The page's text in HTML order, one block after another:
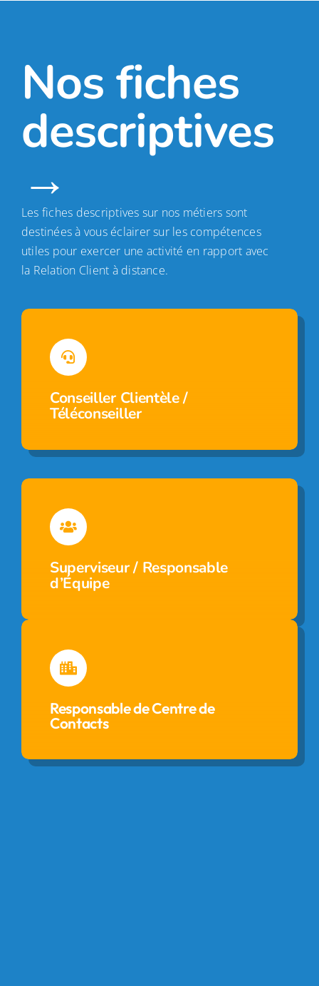
Nos fiches
descriptives
→
Les fiches descriptives sur nos métiers sont
destinées à vous éclairer sur les compétences
utiles pour exercer une activité en rapport avec
la Relation Client à distance.
Conseiller Clientèle /
Téléconseiller
Superviseur / Responsable
d’Équipe
Responsable de Centre de
Contacts